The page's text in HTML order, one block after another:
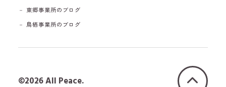
－ 東郷事業所のブログ
－ 鳥栖事業所のブログ
©2026 All Peace.